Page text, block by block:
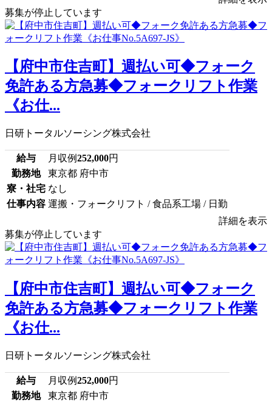
募集が停止しています
【府中市住吉町】週払い可◆フォーク
免許ある方急募◆フォークリフト作業
《お仕...
日研トータルソーシング株式会社
給与 月収例252,000円
勤務地
東京都 府中市
寮・社宅 なし
仕事内容 運搬・フォークリフト / 食品系工場 / 日勤
詳細を表示
募集が停止しています
【府中市住吉町】週払い可◆フォーク
免許ある方急募◆フォークリフト作業
《お仕...
日研トータルソーシング株式会社
給与 月収例252,000円
勤務地
東京都 府中市